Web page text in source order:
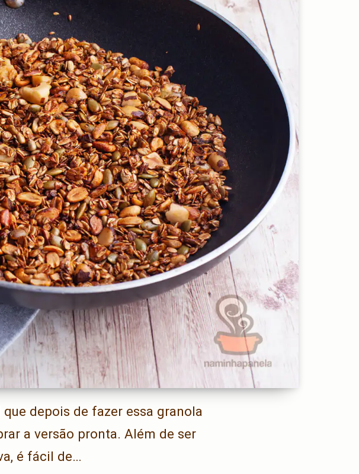
depois de fazer essa granola
a versão pronta. Além de ser
é fácil de…